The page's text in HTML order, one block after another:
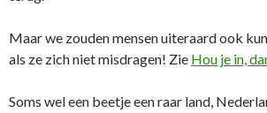
Maar we zouden mensen uiteraard ook
als ze zich niet misdragen! Zie Hou je in,
Soms wel een beetje een raar land,